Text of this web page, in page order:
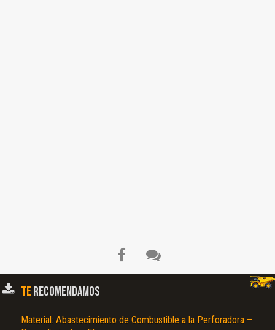
TERECOMENDAMOS
Material: Abastecimiento de Combustible a la Perforadora –